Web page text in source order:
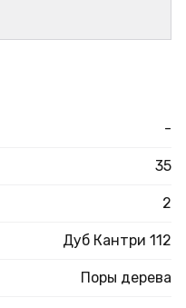
-
35
2
Дуб Кантри 112
Поры дерева